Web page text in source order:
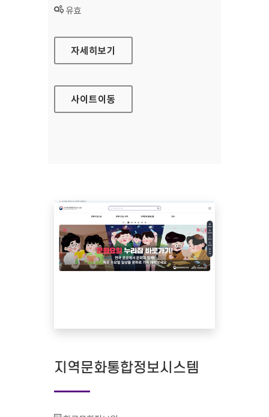
상태 :
유효
학점은행제 정보공시(학점은행제 알리미)
자세히보기
사이트이동
지역문화통합정보시스템